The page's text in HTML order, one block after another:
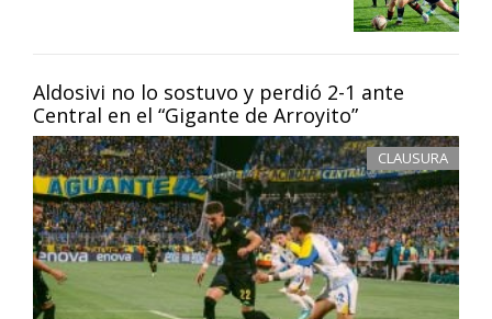
Aldosivi no lo sostuvo y perdió 2-1 ante
Central en el “Gigante de Arroyito”
CLAUSURA